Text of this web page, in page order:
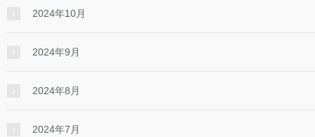
2024年10月
2024年9月
2024年8月
2024年7月